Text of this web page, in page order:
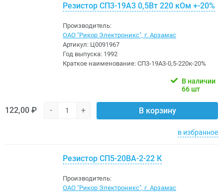
Резистор СП3-19А3 0,5Вт 220 кОм +-20%
Производитель:
ОАО "Рикор Электроникс", г. Арзамас
Артикул: Ц0091967
Год выпуска: 1992
Краткое наименование: СП3-19А3-0,5-220к-20%
В наличии
66 шт
122,00 ₽ - + В корзину
в избранное
Резистор СП5-20ВА-2-22 К
Производитель:
ОАО "Рикор Электроникс", г. Арзамас